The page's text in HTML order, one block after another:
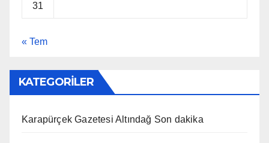
31
« Tem
KATEGORİLER
Karapürçek Gazetesi Altındağ Son dakika